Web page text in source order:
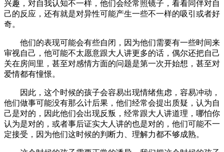
兴趣，对自我认知不一样，他们会经常照镜子，看看同伴对自
己的反应，还有就是对异性可能产生一些不一样的吸引或者好
奇。
他们的表现可能会有些自闭，因为他们需要有一些时间来
审视自己，他可能不太愿意跟大人讲更多的话，偶尔还把自己
关在房间里，甚至对感情方面的问题是第一次开始想，甚至对
爱情都有憧憬。
因此，这个时候的孩子会容易出现情绪焦虑，容易冲动，
他们做事可能没有那么计后果，他们经常会提出质疑，认为自
己是对的，因此他们会出现反叛，经常跟大人讲道理，哪怕你
认为是对的，或者事后证实大人讲的也是对的，他们可能不一
定接受，因为他们这时候的判断力、理解力都不够成熟。